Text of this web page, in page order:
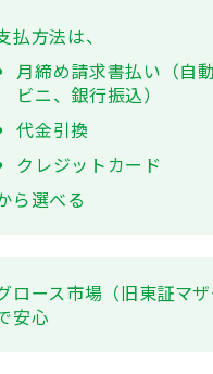
払方法は、
月締め請求書払い（自
ビニ、銀行振込）
代金引換
クレジットカード
ら選べる
ロース市場（旧東証マ
安心